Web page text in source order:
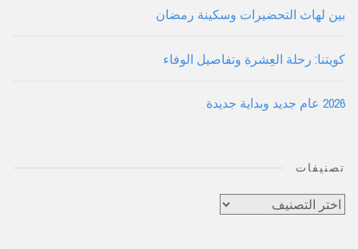
بين لهاث التحضيرات وسكينة رمضان
كويتنا: رحلة العِشرة وتفاصيل الوفاء
2026 عام جديد وبداية جديدة
تصنيفات
تصنيفات